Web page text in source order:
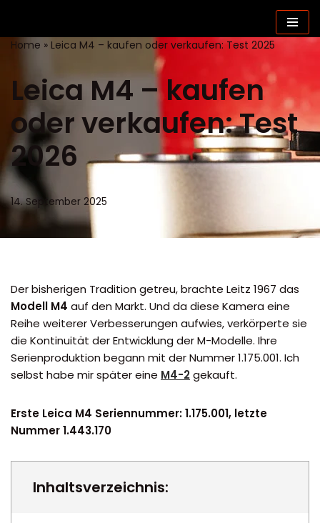
Zum
Home » Leica M4 – kaufen oder verkaufen: Test 2025
Leica M4 – kaufen
oder verkaufen: Test
2026
14. September 2025
Der bisherigen Tradition getreu, brachte Leitz 1967 das
Modell M4 auf den Markt. Und da diese Kamera eine
Reihe weiterer Verbesserungen aufwies, verkörperte sie
die Kontinuität der Entwicklung der M-Modelle. Ihre
Serienproduktion begann mit der Nummer 1.175.001. Ich
selbst habe mir später eine M4-2gekauft.
Erste Leica M4 Seriennummer: 1.175.001, letzte
Nummer 1.443.170
Inhaltsverzeichnis: